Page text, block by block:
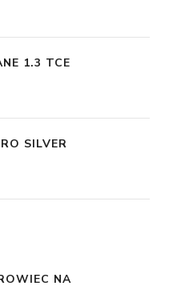
1.3 TCE
SILVER
NA